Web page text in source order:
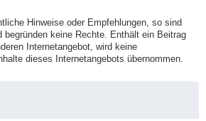
Hinweise oder Empfehlungen, so sind
begründen keine Rechte. Enthält ein Beitrag
Internetangebot, wird keine
dieses Internetangebots übernommen.